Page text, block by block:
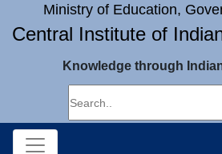
Ministry of Education,
Central Institute of
Knowledge through